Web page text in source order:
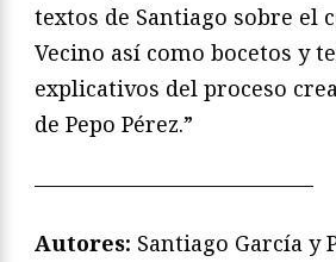
textos de Santiago sobre el
Vecino así como bocetos y
explicativos del proceso
de Pepo Pérez.”
—————————————
Autores: Santiago García y